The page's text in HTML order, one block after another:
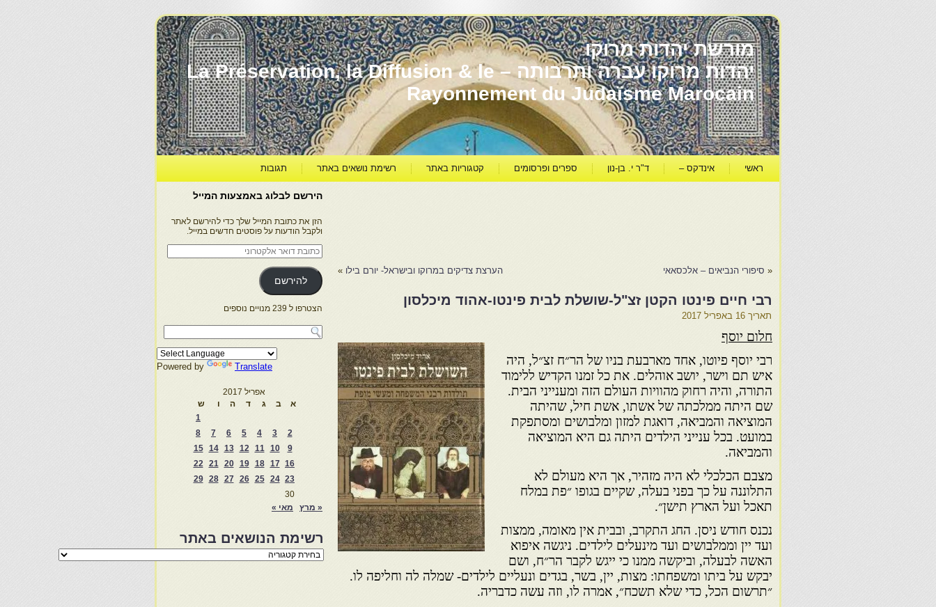
מורשת יהדות מרוקו
יהדות מרוקו עברה ותרבותה – La Préservation, la Diffusion & le
Rayonnement du Judaïsme Marocain
ראשי אינדקס – ד"ר י. בן-נון ספרים ופרסומים קטגוריות באתר רשימת נושאים באתר תגובות
« סיפורי הנביאים – אלכסאאי הערצת צדיקים במרוקו ובישראל- יורם בילו »
רבי חיים פינטו הקטן זצ"ל-שושלת לבית פינטו-אהוד מיכלסון
תאריך 16 באפריל 2017
חלום יוסף
רבי יוסף פיוטו, אחד מארבעת בניו של הר״ח זצ״ל, היה
איש תם וישר, יושב אוהלים. את כל זמנו הקדיש ללימוד
התורה, והיה רחוק מהוויות העולם הזה ומענייני הבית.
שם היתה ממלכתה של אשתו, אשת חיל, שהיתה
המוציאה והמביאה, דואגת למזון ומלבושים ומסתפקת
במועט. בכל ענייני הילדים היתה גם היא המוציאה
והמביאה.
מצבם הכלכלי לא היה מזהיר, אך היא מעולם לא
התלוננה על כך בפני בעלה, שקיים בגופו ״פת במלח
תאכל ועל הארץ תישן״.
נכנס חודש ניסן. החג התקרב, ובבית אין מאומה, ממצות
ועד יין וממלבושים ועד מינעלים לילדים. ניגשה איפוא
האשה לבעלה, וביקשה ממנו כי ייגש לקבר הר״ח, ושם
יבקש על ביתו ומשפחתו: מצות, יין, בשר, בגדים ונעליים לילדים- שמלה לה וחליפה לו.
״תרשום הכל, כדי שלא תשכח״, אמרה לו, וזה עשה כדבריה.
הירשם לבלוג באמצעות המייל
הזן את כתובת המייל שלך כדי להירשם לאתר
ולקבל הודעות על פוסטים חדשים במייל.
כתובת
דואר
אלקטרוני
להירשם
הצטרפו ל 239 מנויים נוספים
Powered by Translate
אפריל 2017
א
ב ג ד ה ו
ש
1
2
3
4
5
6
7
8
9
10
11
12
13
14
15
16
17
18
19
20
21
22
23
24
25
26
27
28
29
30
« מרץ
מאי »
רשימת הנושאים באתר
רשימת
הנושאים